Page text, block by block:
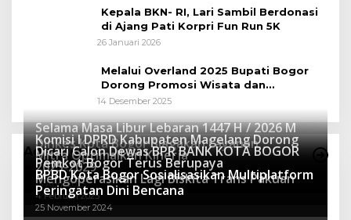
Kepala BKN- RI, Lari Sambil Berdonasi
di Ajang Pati Korpri Fun Run 5K
26 Januari 2026
Melalui Overland 2025 Bupati Bogor
Dorong Promosi Wisata dan
Pelestarian Alam
14 Desember 2025
Advertorial
Selama Masa Libur Lebaran 1447 H / 2026 M
Dinkes Kota Bogor Siagakan Layanan
Kesehatan
16 Maret 2026
Komisi I DPRD Kabupaten Magelang Dorong
Mitra Optimalkan Kinerja
27 Mei 2025
Dicari Calon Dewas BPR BANK KOTA BOGOR
2025-2029
15 April 2025
Pemkot Bogor Terus Berupaya
Mengoperasikan Lagi Biskita Trans Pakuan
4 Februari 2025
BPBD Kota Bogor Sosialisasikan Multiplatform
Peringatan Dini Bencana
25 November 2024